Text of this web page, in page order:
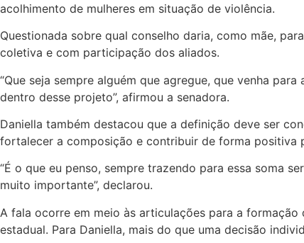
acolhimento de mulheres em situação de violência.
Questionada sobre qual conselho daria, como mãe,
coletiva e com participação dos aliados.
“Que seja sempre alguém que agregue, que venha
dentro desse projeto”, afirmou a senadora.
Daniella também destacou que a definição deve ser
fortalecer a composição e contribuir de forma
“É o que eu penso, sempre trazendo para essa soma
muito importante”, declarou.
A fala ocorre em meio às articulações para a
estadual. Para Daniella, mais do que uma decisão